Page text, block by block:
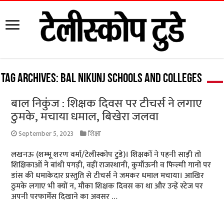
Tag Archives: Bal Nikunj Schools and colleges
बाल निकुंज : शिक्षक दिवस पर टीचर्स ने लगाए
ठुमके, मचाया धमाल, बिखेरा जलवा
September 5, 2023 शिक्षा
लखनऊ (शम्भू शरण वर्मा/टेलीस्कोप टुडे)। शिक्षकों ने पहनी साड़ी तो
शिक्षिकाओं ने बांधी पगड़ी, वहीं राजस्थानी, कुमाँऊनी व फिल्मी गानों पर
डांस की धमाकेदार प्रस्तुति से टीचर्स ने जमकर धमाल मचाया। आखिर
ठुमके लगाए भी क्यों न, मौका शिक्षक दिवस का था और उन्हें स्टेज पर
अपनी परफार्मेंस दिखाने का अवसर …